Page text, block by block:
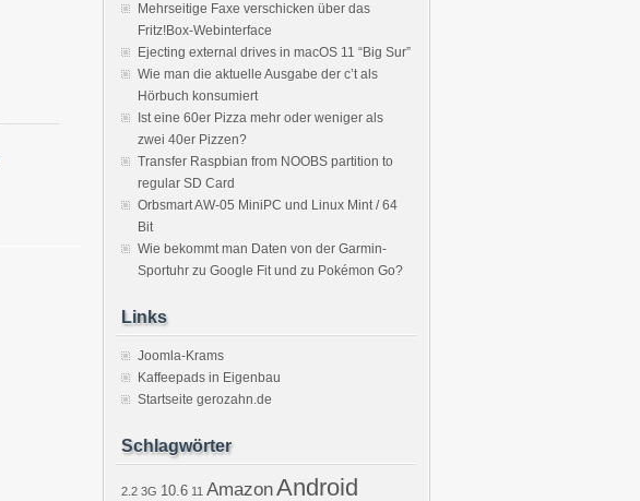
Mehrseitige Faxe verschicken über das
Fritz!Box-Webinterface
Ejecting external drives in macOS 11 “Big Sur”
Wie man die aktuelle Ausgabe der c’t als
Hörbuch konsumiert
Ist eine 60er Pizza mehr oder weniger als
zwei 40er Pizzen?
Transfer Raspbian from NOOBS partition to
regular SD Card
Orbsmart AW-05 MiniPC und Linux Mint / 64
Bit
Wie bekommt man Daten von der Garmin-
Sportuhr zu Google Fit und zu Pokémon Go?
Links
Joomla-Krams
Kaffeepads in Eigenbau
Startseite gerozahn.de
Schlagwörter
2.2 3G 10.6 11 AmazonAndroid